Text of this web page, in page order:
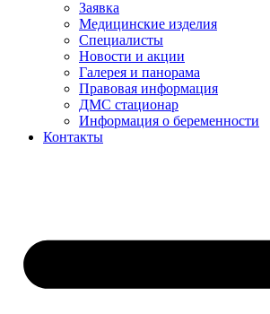
Заявка
Медицинские изделия
Специалисты
Новости и акции
Галерея и панорама
Правовая информация
ДМС стационар
Информация о беременности
Контакты